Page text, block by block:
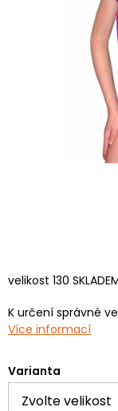
velikost 130
K určení správné
Více informací
Varianta